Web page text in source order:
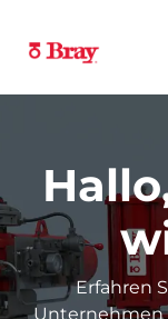
Erfahren
Unternehmen